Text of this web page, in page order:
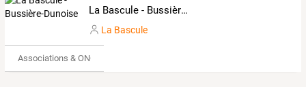
La Bascule - Bussière-Dunoise
La Bascule
Associations & ONG